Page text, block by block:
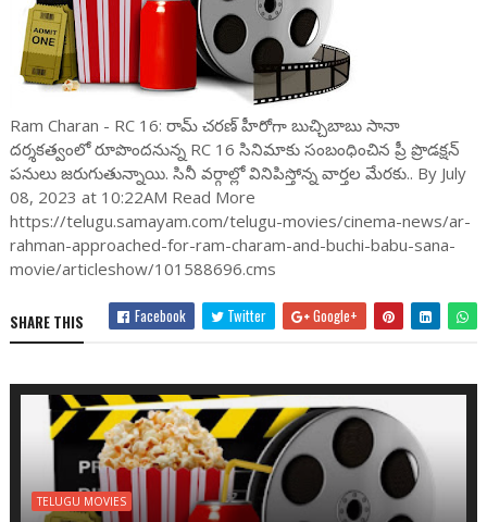
Ram Charan - RC 16: రామ్ చ‌ర‌ణ్ హీరోగా బుచ్చిబాబు సానా
ద‌ర్శ‌క‌త్వంలో రూపొంద‌నున్న RC 16 సినిమాకు సంబంధించిన ప్రీ ప్రొడ‌క్ష‌న్
ప‌నులు జ‌రుగుతున్నాయి. సినీ వ‌ర్గాల్లో వినిపిస్తోన్న వార్త‌ల మేర‌కు.. By July
08, 2023 at 10:22AM Read More
https://telugu.samayam.com/telugu-movies/cinema-news/ar-
rahman-approached-for-ram-charam-and-buchi-babu-sana-
movie/articleshow/101588696.cms
SHARE THIS Facebook Twitter Google+
TELUGU MOVIES